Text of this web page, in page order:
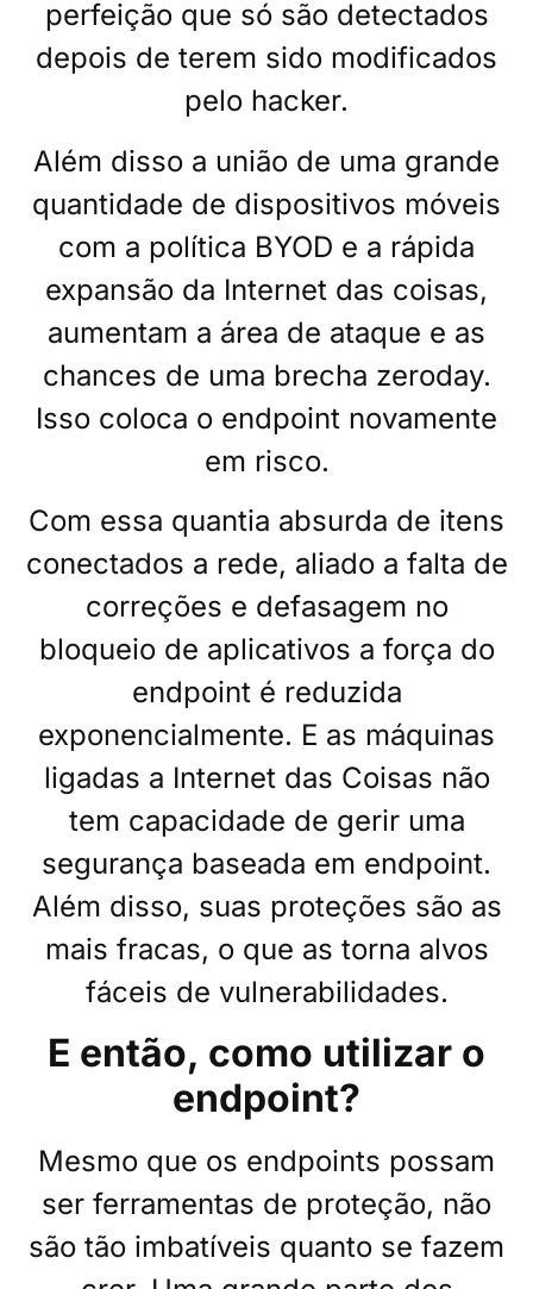
perfeição que só são detectados
depois de terem sido modificados
pelo hacker.
Além disso a união de uma grande
quantidade de dispositivos móveis
com a política BYOD e a rápida
expansão da Internet das coisas,
aumentam a área de ataque e as
chances de uma brecha zeroday.
Isso coloca o endpoint novamente
em risco.
Com essa quantia absurda de itens
conectados a rede, aliado a falta de
correções e defasagem no
bloqueio de aplicativos a força do
endpoint é reduzida
exponencialmente. E as máquinas
ligadas a Internet das Coisas não
tem capacidade de gerir uma
segurança baseada em endpoint.
Além disso, suas proteções são as
mais fracas, o que as torna alvos
fáceis de vulnerabilidades.
E então, como utilizar o
endpoint?
Mesmo que os endpoints possam
ser ferramentas de proteção, não
são tão imbatíveis quanto se fazem